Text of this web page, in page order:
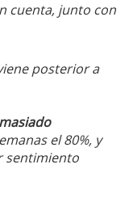
cuenta, junto con
posterior a
el 80%, y
sentimiento